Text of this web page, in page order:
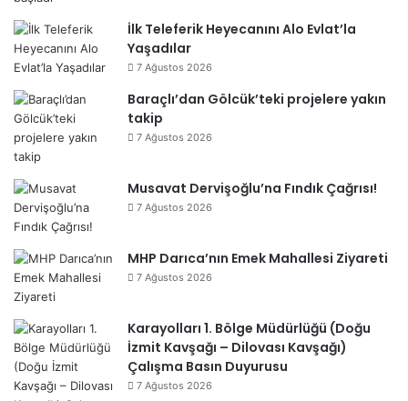
İlk Teleferik Heyecanını Alo Evlat’la
Yaşadılar
7 Ağustos 2026
Baraçlı’dan Gölcük’teki projelere yakın
takip
7 Ağustos 2026
Musavat Dervişoğlu’na Fındık Çağrısı!
7 Ağustos 2026
MHP Darıca’nın Emek Mahallesi Ziyareti
7 Ağustos 2026
Karayolları 1. Bölge Müdürlüğü (Doğu
İzmit Kavşağı – Dilovası Kavşağı)
Çalışma Basın Duyurusu
7 Ağustos 2026